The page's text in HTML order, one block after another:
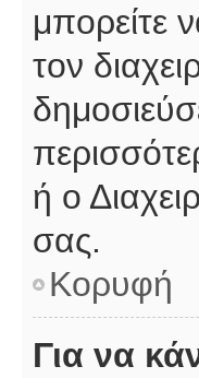
μπορείτε
τον
ή ο
σας.
Κορυφή
Για να